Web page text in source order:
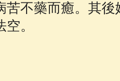
不藥而癒。其
。